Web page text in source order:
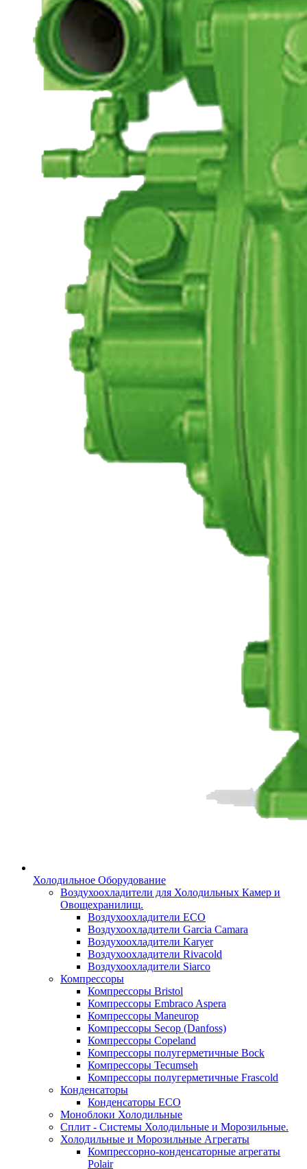
Холодильное Оборудование
Воздухоохладители для Холодильных Камер и
Овощехранилищ.
Воздухоохладители ECO
Воздухоохладители Garcia Camara
Воздухоохладители Karyer
Воздухоохладители Rivacold
Воздухоохладители Siarco
Компрессоры
Компрессоры Bristol
Компрессоры Embraco Aspera
Компрессоры Maneurop
Компрессоры Secop (Danfoss)
Компрессоры Copeland
Компрессоры полугерметичные Bock
Компрессоры Tecumseh
Компрессоры полугерметичные Frascold
Конденсаторы
Конденсаторы ECO
Моноблоки Холодильные
Сплит - Системы Холодильные и Морозильные.
Холодильные и Морозильные Агрегаты
Компрессорно-конденсаторные агрегаты
Polair